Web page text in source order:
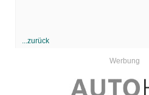
...zurück
Werbung